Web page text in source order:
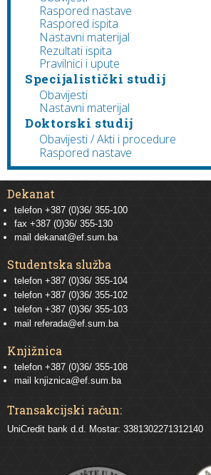
Raspored nastave
Raspored ispita
Nastavni materijal
Rezultati ispita
Pravilnici i upute
Specijalistički studij
Obavijesti
Nastavni materijal
Doktorski studij
Obavijesti / Akti i procedure
Raspored nastave
Dekanat
telefon +387 (0)36/ 355-100
fax +387 (0)36/ 355-130
mail dekanat@ef.sum.ba
Studentska služba
telefon +387 (0)36/ 355-104
telefon +387 (0)36/ 355-102
telefon +387 (0)36/ 355-103
mail referada@ef.sum.ba
Knjižnica
telefon +387 (0)36/ 355-108
mail knjiznica@ef.sum.ba
Transakcijski račun:
UniCredit bank d.d. Mostar: 3381302271312140